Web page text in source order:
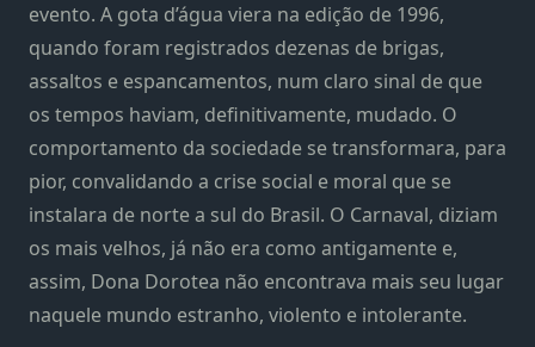
evento. A gota d’água viera na edição de 1996,
quando foram registrados dezenas de brigas,
assaltos e espancamentos, num claro sinal de que
os tempos haviam, definitivamente, mudado. O
comportamento da sociedade se transformara, para
pior, convalidando a crise social e moral que se
instalara de norte a sul do Brasil. O Carnaval, diziam
os mais velhos, já não era como antigamente e,
assim, Dona Dorotea não encontrava mais seu lugar
naquele mundo estranho, violento e intolerante.